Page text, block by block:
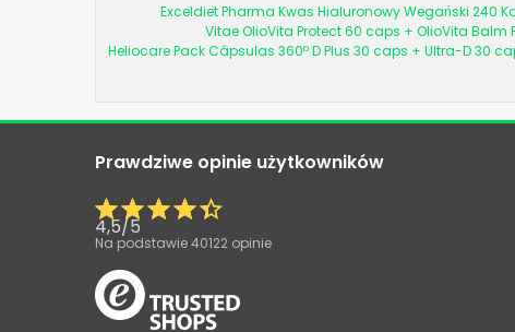
Exceldiet Pharma Kwas Hialuronowy Wegański 240
Vitae OlioVita Protect 60 caps + OlioVita Balm
Heliocare Pack Cápsulas 360º D Plus 30 caps + Ultra-D 30
Prawdziwe opinie użytkowników
4,5/5
Na podstawie40122 opinie